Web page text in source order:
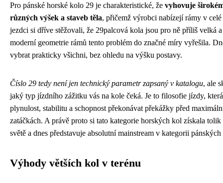
Pro pánské horské kolo 29 je charakteristické, že vyhovuje
různých výšek a staveb těla, přičemž výrobci nabízejí rámy v
jezdci si dříve stěžovali, že 29palcová kola jsou pro ně příliš velká
moderní geometrie rámů tento problém do značné míry vyřešila.
vybrat prakticky všichni, bez ohledu na výšku postavy.
Číslo 29 tedy není jen technický parametr zapsaný v katalogu, ale
jaký typ jízdního zážitku vás na kole čeká. Je to filosofie jízdy,
plynulost, stabilitu a schopnost překonávat překážky před
zatáčkách. A právě proto si tato kategorie horských kol získala
světě a dnes představuje absolutní mainstream v kategorii
Výhody větších kol v terénu